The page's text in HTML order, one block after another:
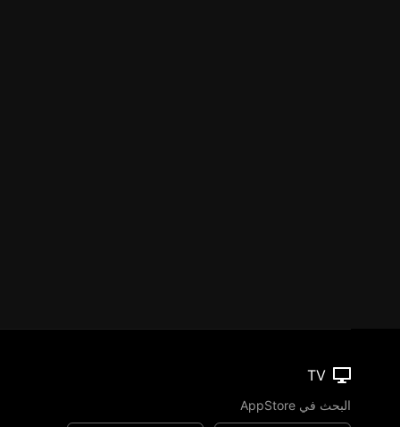
TV
البحث في AppStore